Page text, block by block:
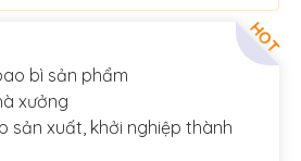
HOT
bì sản phẩm
xưởng
sản xuất, khởi nghiệp thành